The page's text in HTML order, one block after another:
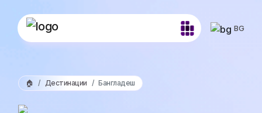
BG
🏠 Дестинации Бангладеш